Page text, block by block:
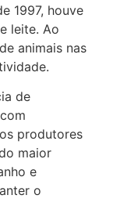
1997, houve
leite. Ao
animais nas
de
produtores
maior
e
o